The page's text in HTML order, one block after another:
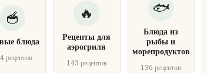
блюда
рецептов
Рецепты для
аэрогриля
143 рецептов
Блюда из
рыбы и
морепродуктов
136 рецептов